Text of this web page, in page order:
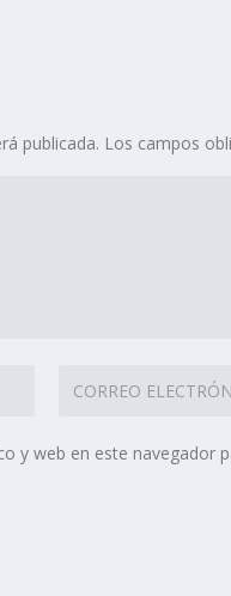
publicada. Los campos
y web en este navegador